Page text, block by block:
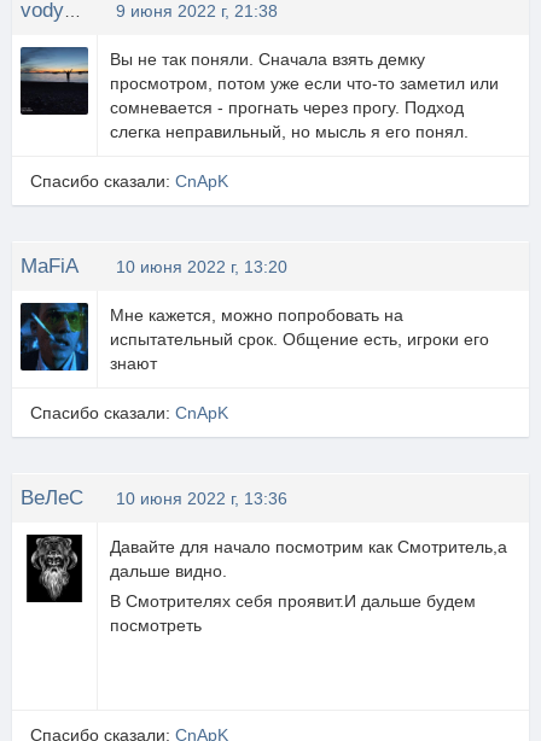
9 июня 2022 г, 21:38
Вы не так поняли. Сначала взять демку
просмотром, потом уже если что-то заметил или
сомневается - прогнать через прогу. Подход
слегка неправильный, но мысль я его понял.
Спасибо сказали: CnApK
MaFiA 10 июня 2022 г, 13:20
Мне кажется, можно попробовать на
испытательный срок. Общение есть, игроки его
знают
Спасибо сказали: CnApK
ВеЛеС 10 июня 2022 г, 13:36
Давайте для начало посмотрим как Смотритель,а
дальше видно.
В Смотрителях себя проявит.И дальше будем
посмотреть
Спасибо сказали: CnApK